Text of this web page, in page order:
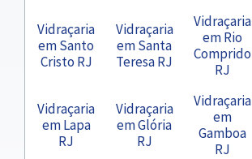
Vidraçaria
em Santo
Cristo RJ
Vidraçaria
em Santa
Teresa RJ
Vidraçaria
em Rio
Comprido
RJ
Vidraçaria
em Lapa
RJ
Vidraçaria
em Glória
RJ
Vidraçaria
em
Gamboa
RJ